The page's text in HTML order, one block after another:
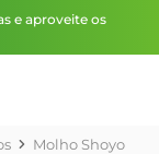
e aproveite os
Molho Shoyo